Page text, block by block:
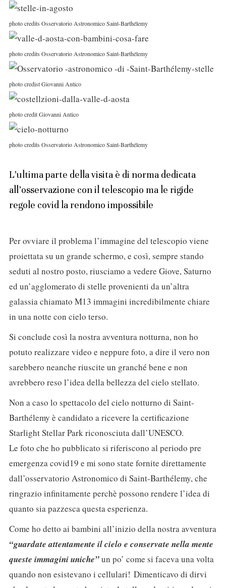
photo credits Osservatorio Astronomico Saint-Barthélemy
photo credits Osservatorio Astronomico Saint-Barthélemy
photo credist Giovanni Antico
photo credit Giovanni Antico
photo credits Osservatorio Astronomico Saint-Barthélemy
L’ultima parte della visita è di norma dedicata
all’osservazione con il telescopio ma le rigide
regole covid la rendono impossibile
Per ovviare il problema l’immagine del telescopio viene
proiettata su un grande schermo, e così, sempre stando
seduti al nostro posto, riusciamo a vedere Giove, Saturno
ed un’agglomerato di stelle provenienti da un’altra
galassia chiamato M13 immagini incredibilmente chiare
in una notte con cielo terso.
Si conclude così la nostra avventura notturna, non ho
potuto realizzare video e neppure foto, a dire il vero non
sarebbero neanche riuscite un granché bene e non
avrebbero reso l’idea della bellezza del cielo stellato.
Non a caso lo spettacolo del cielo notturno di Saint-
Barthélemy è candidato a ricevere la certificazione
Starlight Stellar Park riconosciuta dall’UNESCO.
Le foto che ho pubblicato si riferiscono al periodo pre
emergenza covid19 e mi sono state fornite direttamente
dall’osservatorio Astronomico di Saint-Barthélemy, che
ringrazio infinitamente perchè possono rendere l’idea di
quanto sia pazzesca questa esperienza.
Come ho detto ai bambini all’inizio della nostra avventura
“guardate attentamente il cielo e conservate nella mente
queste immagini uniche”un po’ come si faceva una volta
quando non esistevano i cellulari! Dimenticavo di dirvi